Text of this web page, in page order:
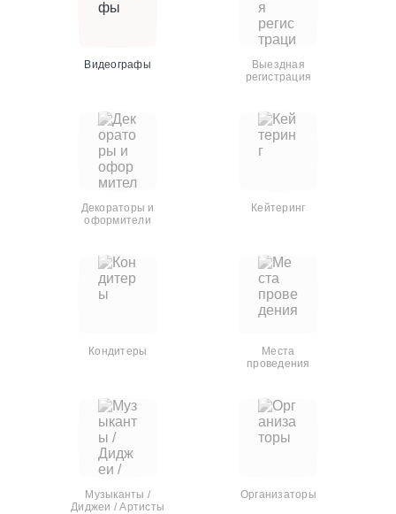
Видеографы
Выездная
регистрация
Декораторы и
оформители
Кейтеринг
Кондитеры
Места
проведения
Музыканты /
Диджеи / Артисты
Организаторы